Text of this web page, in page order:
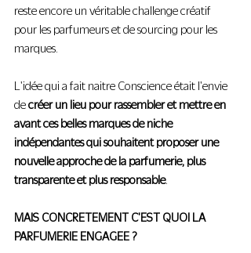
reste encore un véritable challenge créatif
pour les parfumeurs et de sourcing pour les
marques.
L'idée qui a fait naitre Conscience était l'envie
de créer un lieu pour rassembler et mettre en
avant ces belles marques de niche
indépendantes qui souhaitent proposer une
nouvelle approche de la parfumerie, plus
transparente et plus responsable.
MAIS CONCRETEMENT C'EST QUOI LA
PARFUMERIE ENGAGEE ?